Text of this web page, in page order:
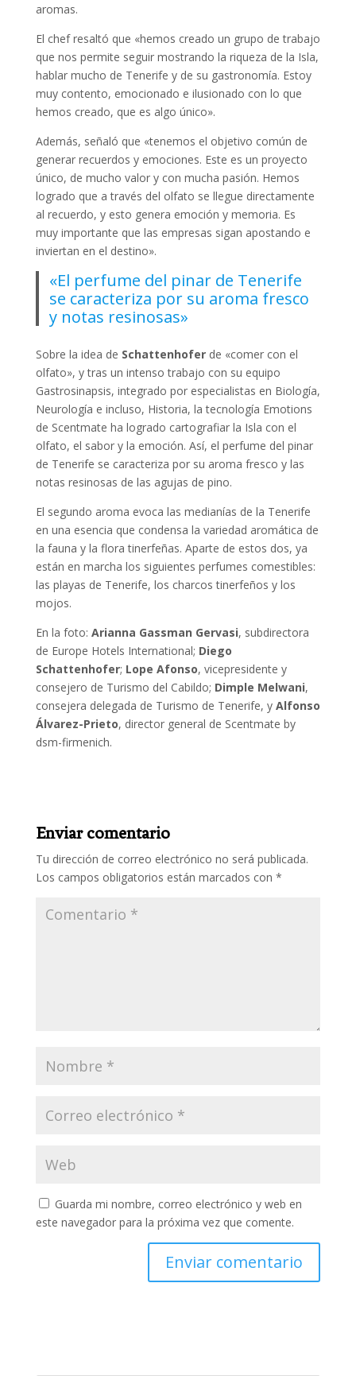
aromas.
El chef resaltó que «hemos creado un grupo de trabajo
que nos permite seguir mostrando la riqueza de la Isla,
hablar mucho de Tenerife y de su gastronomía. Estoy
muy contento, emocionado e ilusionado con lo que
hemos creado, que es algo único».
Además, señaló que «tenemos el objetivo común de
generar recuerdos y emociones. Este es un proyecto
único, de mucho valor y con mucha pasión. Hemos
logrado que a través del olfato se llegue directamente
al recuerdo, y esto genera emoción y memoria. Es
muy importante que las empresas sigan apostando e
inviertan en el destino».
«El perfume del pinar de Tenerife
se caracteriza por su aroma fresco
y notas resinosas»
Sobre la idea de Schattenhoferde «comer con el
olfato», y tras un intenso trabajo con su equipo
Gastrosinapsis, integrado por especialistas en Biología,
Neurología e incluso, Historia, la tecnología Emotions
de Scentmate ha logrado cartografiar la Isla con el
olfato, el sabor y la emoción. Así, el perfume del pinar
de Tenerife se caracteriza por su aroma fresco y las
notas resinosas de las agujas de pino.
El segundo aroma evoca las medianías de la Tenerife
en una esencia que condensa la variedad aromática de
la fauna y la flora tinerfeñas. Aparte de estos dos, ya
están en marcha los siguientes perfumes comestibles:
las playas de Tenerife, los charcos tinerfeños y los
mojos.
En la foto: Arianna Gassman Gervasi, subdirectora
de Europe Hotels International; Diego
Schattenhofer; Lope Afonso, vicepresidente y
consejero de Turismo del Cabildo; Dimple Melwani,
consejera delegada de Turismo de Tenerife, y Alfonso
Álvarez-Prieto, director general de Scentmate by
dsm-firmenich.
Enviar comentario
Tu dirección de correo electrónico no será publicada.
Los campos obligatorios están marcados con *
Guarda mi nombre, correo electrónico y web en
este navegador para la próxima vez que comente.